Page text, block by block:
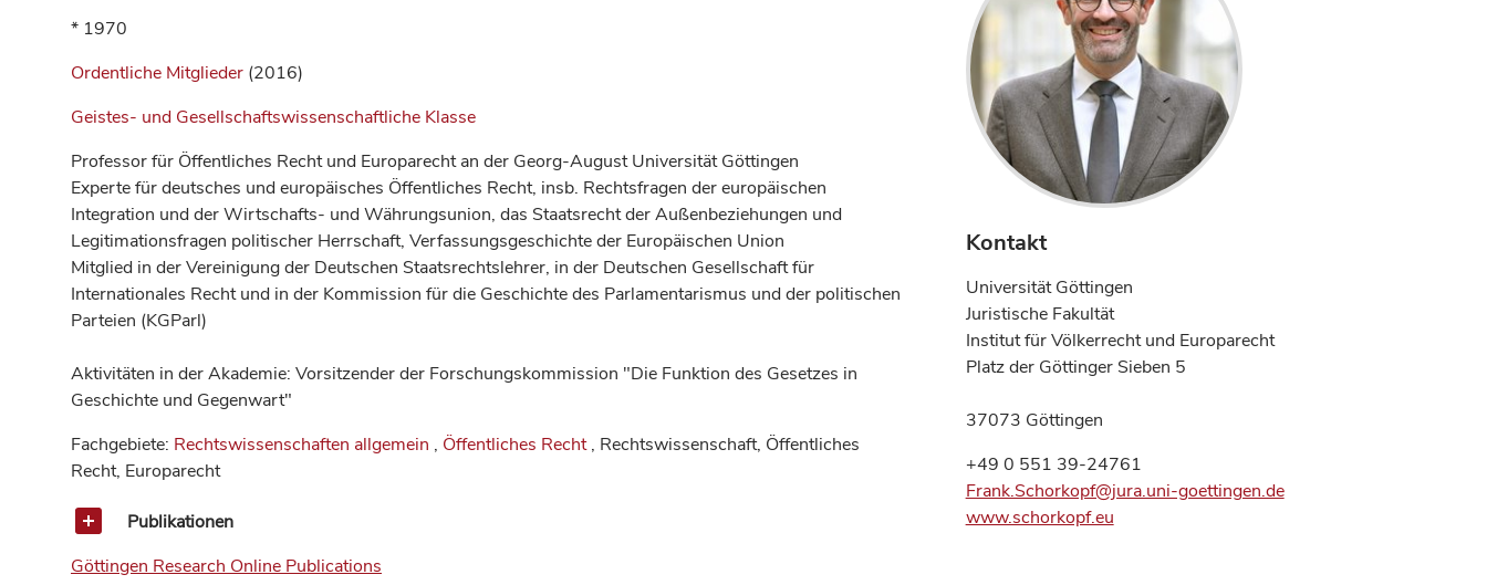
* 1970
Ordentliche Mitglieder (2016)
Geistes- und Gesellschaftswissenschaftliche Klasse
Professor für Öffentliches Recht und Europarecht an der Georg-August Universität Göttingen
Experte für deutsches und europäisches Öffentliches Recht, insb. Rechtsfragen der europäischen
Integration und der Wirtschafts- und Währungsunion, das Staatsrecht der Außenbeziehungen und
Legitimationsfragen politischer Herrschaft, Verfassungsgeschichte der Europäischen Union
Mitglied in der Vereinigung der Deutschen Staatsrechtslehrer, in der Deutschen Gesellschaft für
Internationales Recht und in der Kommission für die Geschichte des Parlamentarismus und der politischen
Parteien (KGParl)
Aktivitäten in der Akademie: Vorsitzender der Forschungskommission "Die Funktion des Gesetzes in
Geschichte und Gegenwart"
Fachgebiete: Rechtswissenschaften allgemein , Öffentliches Recht, Rechtswissenschaft, Öffentliches
Recht, Europarecht
Publikationen
Göttingen Research Online Publications
Kontakt
Universität Göttingen
Juristische Fakultät
Institut für Völkerrecht und Europarecht
Platz der Göttinger Sieben 5
37073 Göttingen
+49 0 551 39-24761
Frank.Schorkopf@jura.uni-goettingen.de
www.schorkopf.eu